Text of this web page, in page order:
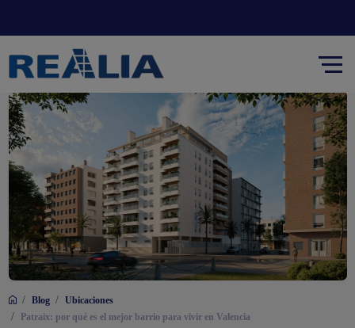
/ Blog / Ubicaciones
/ Patraix: por qué es el mejor barrio para vivir en Valencia